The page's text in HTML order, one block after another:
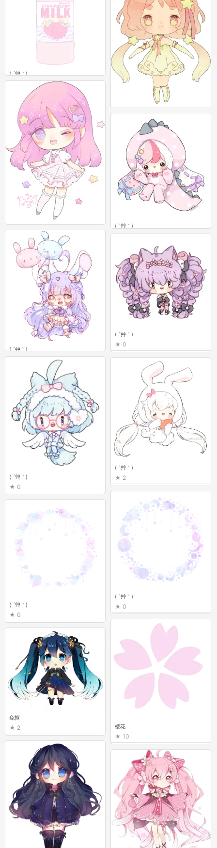
( ´艸｀)
0
( ´艸｀)
( ´艸｀)
( ´艸｀)
0
( ´艸｀)
2
( ´艸｀)
0
免抠
2 樱花
10
( ´艸｀)
0
( ´艸｀)
0
( ´艸｀)
1